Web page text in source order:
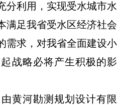
分利用，实现受水城市水
满足我省受水区经济社会
需求，对我省全面建设小
战略必将产生积极的影
黄河勘测规划设计有限